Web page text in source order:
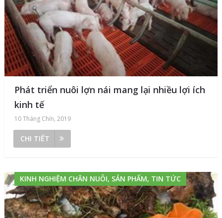
Phát triển nuôi lợn nái mang lại nhiều lợi ích
kinh tế
10 Tháng Chín, 2019
CHI TIẾT
KINH NGHIỆM CHĂN NUÔI, SẢN PHẨM, TIN TỨC